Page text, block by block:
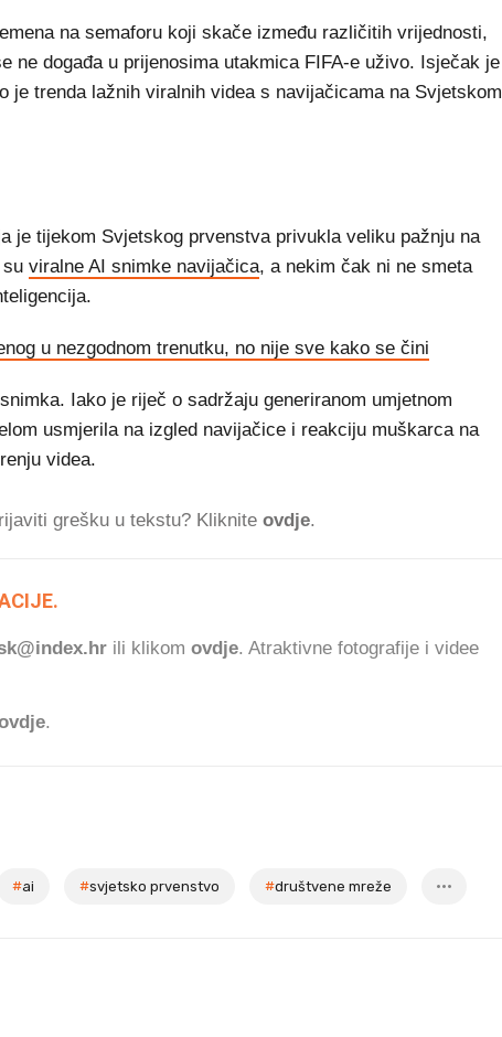
na semaforu koji skače između različitih vrijednosti,
ne događa u prijenosima utakmica FIFA-e uživo. Isječak je
je trenda lažnih viralnih videa s navijačicama na Svjetskom
je tijekom Svjetskog prvenstva privukla veliku pažnju na
viralne AI snimke navijačica, a nekim čak ni ne smeta
u nezgodnom trenutku, no nije sve kako se čini
Iako je riječ o sadržaju generiranom umjetnom
usmjerila na izgled navijačice i reakciju muškarca na
videa.
grešku u tekstu? Kliknite ovdje.
ili klikom ovdje. Atraktivne fotografije i videe
.
#ai #svjetsko prvenstvo #društvene mreže